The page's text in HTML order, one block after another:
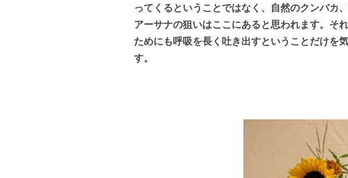
ってくるということではなく、自然のクンバカ
アーサナの狙いはここにあると思われます。そ
ためにも呼吸を長く吐き出すということだけを
す。